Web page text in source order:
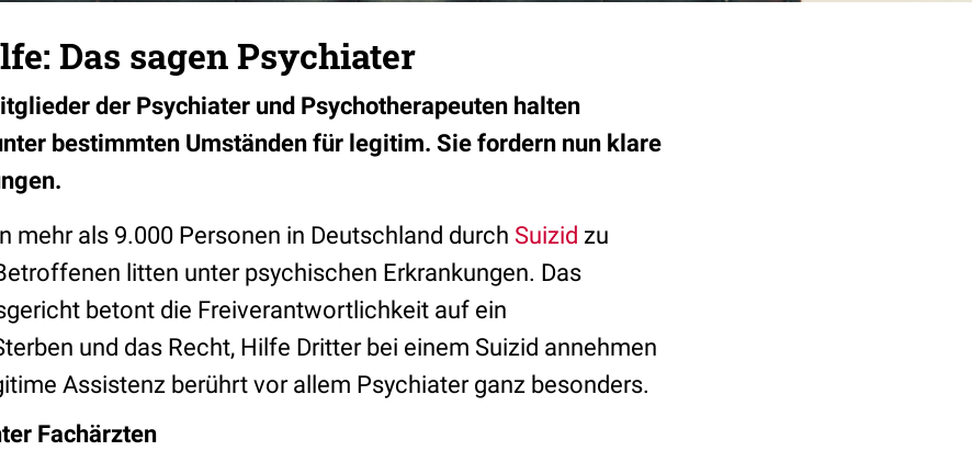
Das sagen Psychiater
der Psychiater und Psychotherapeuten halten
bestimmten Umständen für legitim. Sie fordern nun klare
mehr als 9.000 Personen in Deutschland durch Suizid zu
litten unter psychischen Erkrankungen. Das
betont die Freiverantwortlichkeit auf ein
und das Recht, Hilfe Dritter bei einem Suizid annehmen
Assistenz berührt vor allem Psychiater ganz besonders.
Fachärzten